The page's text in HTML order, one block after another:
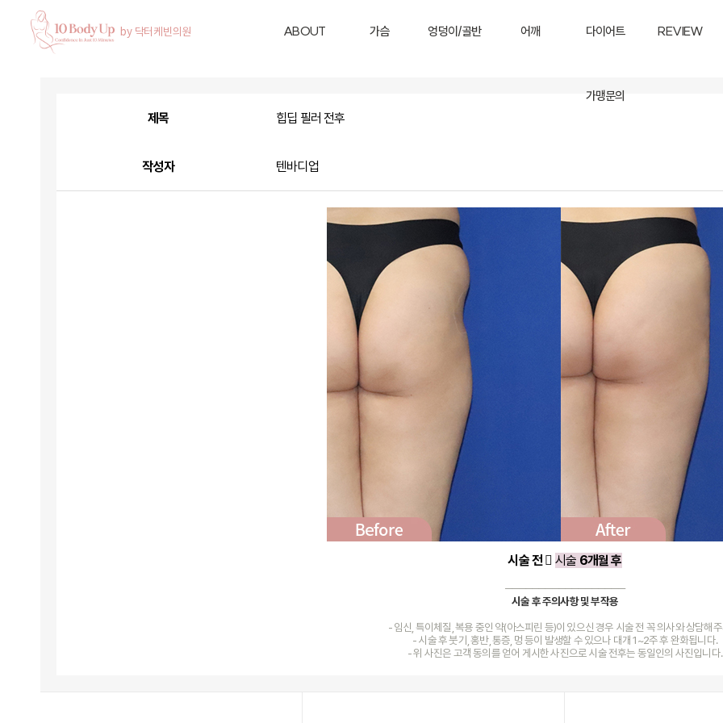
ABOUT 가슴 엉덩이/골반 어깨 다이어트 REVIEW
가맹문의
제목 힙딥 필러 전후
작성자 텐바디업
시술 전 시술 6개월 후
──────────────────
시술 후 주의사항 및 부작용
- 임신, 특이체질, 복용 중인 약(아스피린 등)이 있으신 경우 시술 전 꼭 의사와 상담해
- 시술 후 붓기, 홍반, 통증, 멍 등이 발생할 수 있으나 대개 1~2주 후 완화됩니다.
- 위 사진은 고객 동의를 얻어 게시한 사진으로 시술 전후는 동일인의 사진입니다.